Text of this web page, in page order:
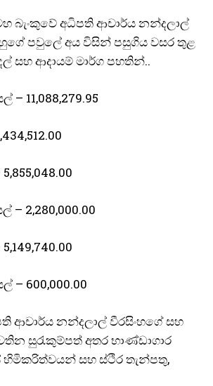
බැංකුවේ අධිපති ආචාර්ය නන්දලාල්
පවුලේ අය විසින් පසුගිය වසර තුළ
සහ ආදායම් මාර්ග පහතින්..
– 11,088,279.95
– 2,280,000.00
– 600,000.00
ආචාර්ය නන්දලාල් වීරසිංහගේ සහ
සුරැකුම්පත් අතර භාණ්ඩාගාර
හිමිකරිත්වයන් සහ ස්ථිර තැන්පතු,